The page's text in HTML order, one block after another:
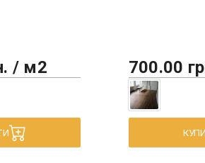
/ м2 700.00